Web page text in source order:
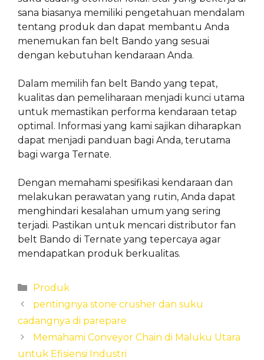
sana biasanya memiliki pengetahuan mendalam
tentang produk dan dapat membantu Anda
menemukan fan belt Bando yang sesuai
dengan kebutuhan kendaraan Anda.
Dalam memilih fan belt Bando yang tepat,
kualitas dan pemeliharaan menjadi kunci utama
untuk memastikan performa kendaraan tetap
optimal. Informasi yang kami sajikan diharapkan
dapat menjadi panduan bagi Anda, terutama
bagi warga Ternate.
Dengan memahami spesifikasi kendaraan dan
melakukan perawatan yang rutin, Anda dapat
menghindari kesalahan umum yang sering
terjadi. Pastikan untuk mencari distributor fan
belt Bando di Ternate yang tepercaya agar
mendapatkan produk berkualitas.
Categories
Produk
pentingnya stone crusher dan suku
cadangnya di parepare
Memahami Conveyor Chain di Maluku Utara
untuk Efisiensi Industri